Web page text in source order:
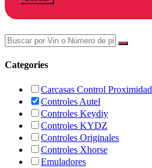
Categories
Carcasas Control Proximidad
Controles Autel
Controles Keydiy
Controles KYDZ
Controles Originales
Controles Xhorse
Emuladores